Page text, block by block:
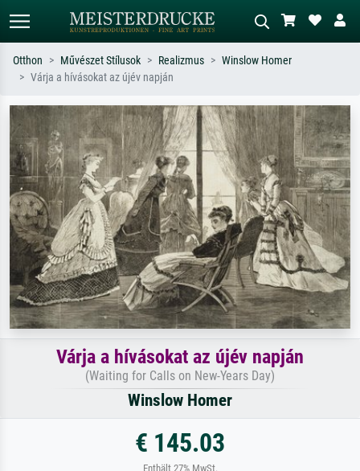
Keressen művész, műcím vagy stílus
szerint – pl. Monet, Csillagos éj,
impresszionizmus, Hokusai-hullám,
akt.
Írja le a jelenetet – pl. zöld rét, sok
piros absztrakt, sötét olajkép, álló akt
egy fa mellett.
Otthon Művészet Stílusok Realizmus
Winslow Homer
Várja a hívásokat az újév napján
Várja a hívásokat az újév napján
(Waiting for Calls on New-Years Day)
Winslow Homer
€ 145.03
Enthält 27% MwSt.